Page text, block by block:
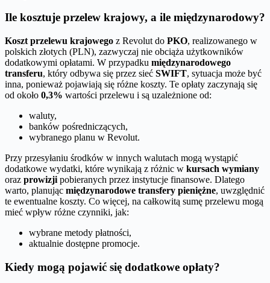
Ile kosztuje przelew krajowy, a ile międzynarodowy?
Koszt przelewu krajowego z Revolut do PKO, realizowanego w
polskich złotych (PLN), zazwyczaj nie obciąża użytkowników
dodatkowymi opłatami. W przypadku międzynarodowego
transferu, który odbywa się przez sieć SWIFT, sytuacja może być
inna, ponieważ pojawiają się różne koszty. Te opłaty zaczynają się
od około 0,3% wartości przelewu i są uzależnione od:
waluty,
banków pośredniczących,
wybranego planu w Revolut.
Przy przesyłaniu środków w innych walutach mogą wystąpić
dodatkowe wydatki, które wynikają z różnic w kursach wymiany
oraz prowizji pobieranych przez instytucje finansowe. Dlatego
warto, planując międzynarodowe transfery pieniężne, uwzględnić
te ewentualne koszty. Co więcej, na całkowitą sumę przelewu mogą
mieć wpływ różne czynniki, jak:
wybrane metody płatności,
aktualnie dostępne promocje.
Kiedy mogą pojawić się dodatkowe opłaty?